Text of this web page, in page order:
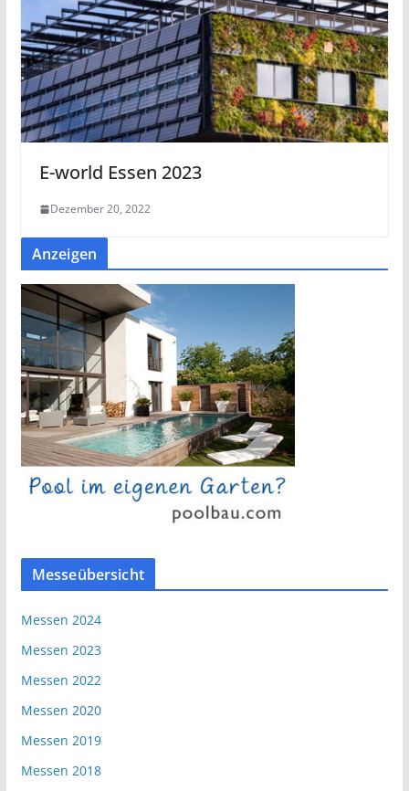
E-world Essen 2023
Dezember 20, 2022
Anzeigen
Messeübersicht
Messen 2024
Messen 2023
Messen 2022
Messen 2020
Messen 2019
Messen 2018